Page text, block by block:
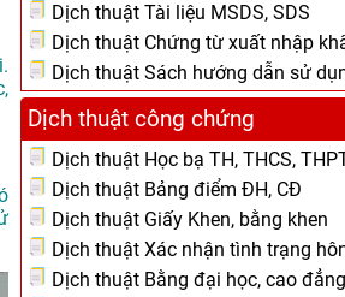
Dịch thuật Tài liệu MSDS, SDS
Dịch thuật Chứng từ xuất nhập
Dịch thuật Sách hướng dẫn sử
Dịch thuật công chứng
Dịch thuật Học bạ TH, THCS,
Dịch thuật Bảng điểm ĐH, CĐ
Dịch thuật Giấy Khen, bằng khen
Dịch thuật Xác nhận tình trạng
Dịch thuật Bằng đại học, cao đẳng